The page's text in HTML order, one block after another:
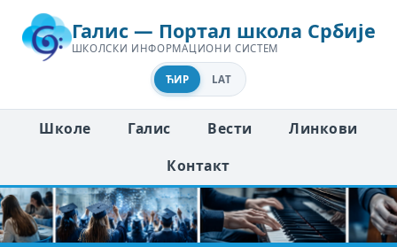
Галис — Портал школа Србије
ШКОЛСКИ ИНФОРМАЦИОНИ СИСТЕМ
ЋИР LAT
Школе Галис Вести
Линкови
Контакт